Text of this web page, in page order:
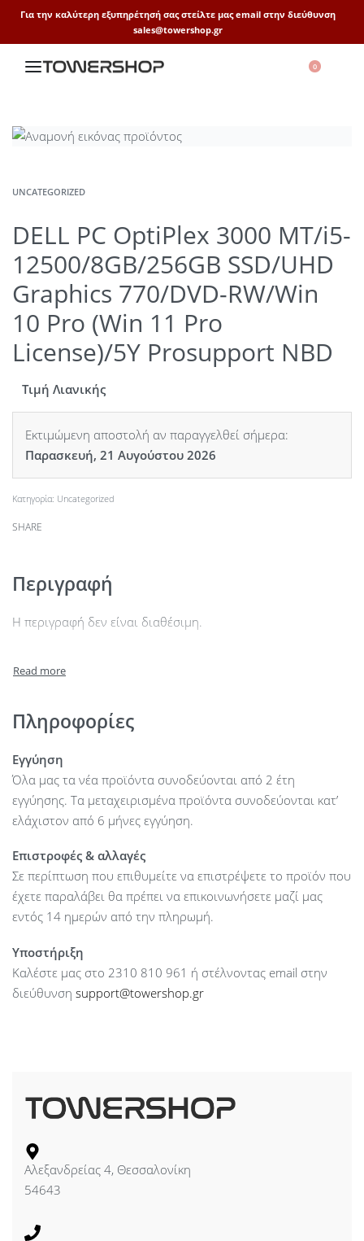
Για την καλύτερη εξυπηρέτησή σας στείλτε μας email στην διεύθυνση
sales@towershop.gr
0
UNCATEGORIZED
DELL PC OptiPlex 3000 MT/i5-
12500/8GB/256GB SSD/UHD
Graphics 770/DVD-RW/Win
10 Pro (Win 11 Pro
License)/5Y Prosupport NBD
Τιμή Λιανικής
Εκτιμώμενη αποστολή αν παραγγελθεί σήμερα:
Παρασκευή, 21 Αυγούστου 2026
Κατηγορία: Uncategorized
SHARE
Περιγραφή
Η περιγραφή δεν είναι διαθέσιμη.
Πληροφορίες
Εγγύηση
Όλα μας τα νέα προϊόντα συνοδεύονται από 2 έτη
εγγύησης. Τα μεταχειρισμένα προϊόντα συνοδεύονται κατ’
ελάχιστον από 6 μήνες εγγύηση.
Επιστροφές & αλλαγές
Σε περίπτωση που επιθυμείτε να επιστρέψετε το προϊόν που
έχετε παραλάβει θα πρέπει να επικοινωνήσετε μαζί μας
εντός 14 ημερών από την πληρωμή.
Υποστήριξη
Καλέστε μας στο 2310 810 961 ή στέλνοντας email στην
διεύθυνση support@towershop.gr
Αλεξανδρείας 4, Θεσσαλονίκη
54643